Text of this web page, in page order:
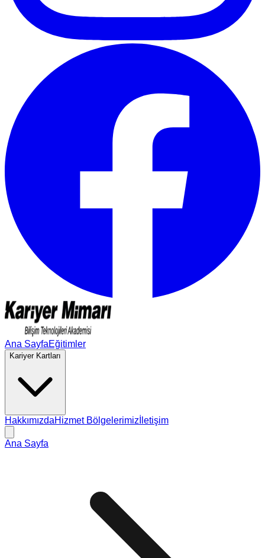
Ana SayfaEğitimler
Kariyer Kartları
HakkımızdaHizmet Bölgelerimiz İletişim
Ana Sayfa